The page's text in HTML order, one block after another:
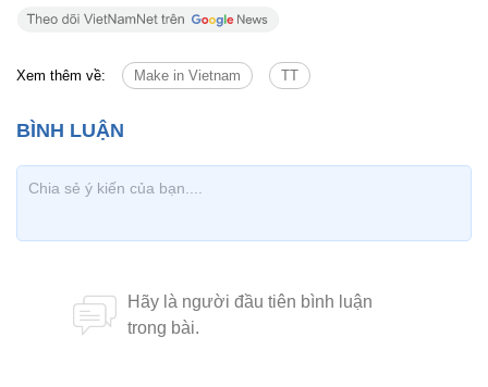
Xem thêm về: Make in Vietnam TT